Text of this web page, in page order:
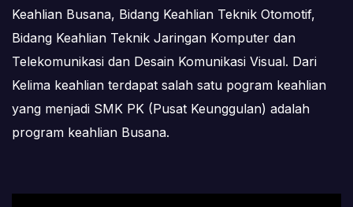
Keahlian Busana, Bidang Keahlian Teknik Otomotif,
Bidang Keahlian Teknik Jaringan Komputer dan
Telekomunikasi dan Desain Komunikasi Visual. Dari
Kelima keahlian terdapat salah satu pogram keahlian
yang menjadi SMK PK (Pusat Keunggulan) adalah
program keahlian Busana.